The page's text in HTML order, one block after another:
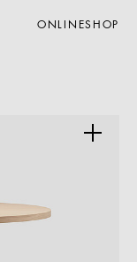
ONLINESHOP